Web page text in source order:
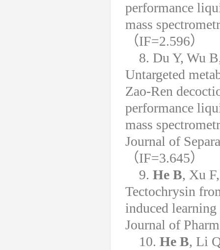
performance
mass
（IF=2.596）
8. Du Y, Wu
Untargeted
Zao-Ren
performance
mass
Journal of
（IF=3.645）
9. He B, Xu
Tectochrysin
induced
Journal of
10. He B, Li